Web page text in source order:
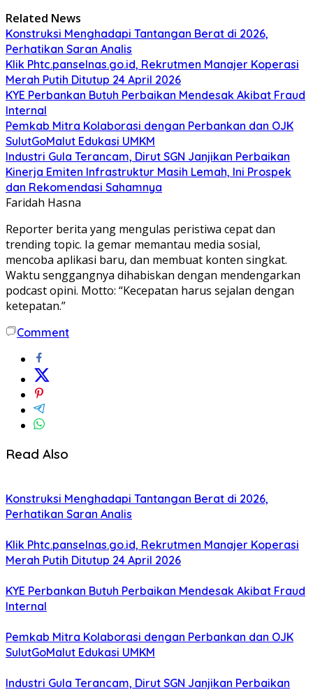
Related News
Konstruksi Menghadapi Tantangan Berat di 2026,
Perhatikan Saran Analis
Klik Phtc.panselnas.go.id, Rekrutmen Manajer Koperasi
Merah Putih Ditutup 24 April 2026
KYE Perbankan Butuh Perbaikan Mendesak Akibat Fraud
Internal
Pemkab Mitra Kolaborasi dengan Perbankan dan OJK
SulutGoMalut Edukasi UMKM
Industri Gula Terancam, Dirut SGN Janjikan Perbaikan
Kinerja Emiten Infrastruktur Masih Lemah, Ini Prospek
dan Rekomendasi Sahamnya
Faridah Hasna
Reporter berita yang mengulas peristiwa cepat dan
trending topic. Ia gemar memantau media sosial,
mencoba aplikasi baru, dan membuat konten singkat.
Waktu senggangnya dihabiskan dengan mendengarkan
podcast opini. Motto: “Kecepatan harus sejalan dengan
ketepatan.”
Comment
Read Also
Konstruksi Menghadapi Tantangan Berat di 2026,
Perhatikan Saran Analis
Klik Phtc.panselnas.go.id, Rekrutmen Manajer Koperasi
Merah Putih Ditutup 24 April 2026
KYE Perbankan Butuh Perbaikan Mendesak Akibat Fraud
Internal
Pemkab Mitra Kolaborasi dengan Perbankan dan OJK
SulutGoMalut Edukasi UMKM
Industri Gula Terancam, Dirut SGN Janjikan Perbaikan